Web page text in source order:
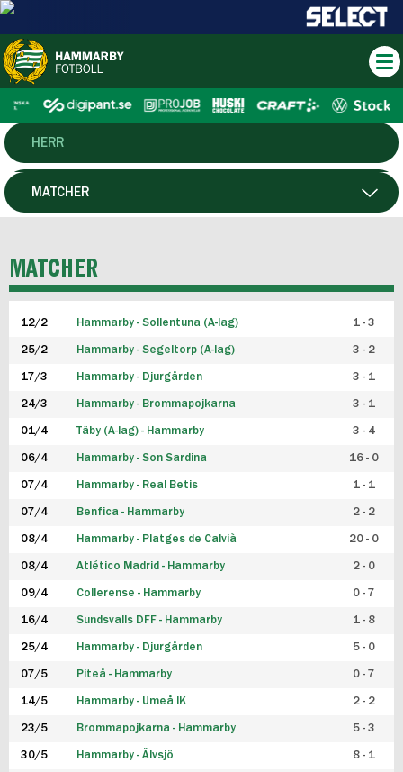
HERR
DAM
P19
F19
FUTSAL HERR
FUTSAL DAM
MATCHER
MATCHER
12/2 Hammarby - Sollentuna (A-lag) 1 - 3
25/2 Hammarby - Segeltorp (A-lag) 3 - 2
17/3 Hammarby - Djurgården 3 - 1
24/3 Hammarby - Brommapojkarna 3 - 1
01/4 Täby (A-lag) - Hammarby 3 - 4
06/4 Hammarby - Son Sardina 16 - 0
07/4 Hammarby - Real Betis 1 - 1
07/4 Benfica - Hammarby 2 - 2
08/4 Hammarby - Platges de Calvià 20 - 0
08/4 Atlético Madrid - Hammarby 2 - 0
09/4 Collerense - Hammarby 0 - 7
16/4 Sundsvalls DFF - Hammarby 1 - 8
25/4 Hammarby - Djurgården 5 - 0
07/5 Piteå - Hammarby 0 - 7
14/5 Hammarby - Umeå IK 2 - 2
23/5 Brommapojkarna - Hammarby 5 - 3
30/5 Hammarby - Älvsjö 8 - 1